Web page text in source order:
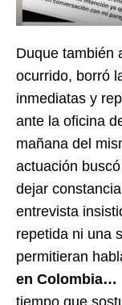
Duque también
ocurrido, borró
inmediatas y
ante la oficina
mañana del
actuación
dejar
entrevista
repetida ni una
permitieran
en Colombia…